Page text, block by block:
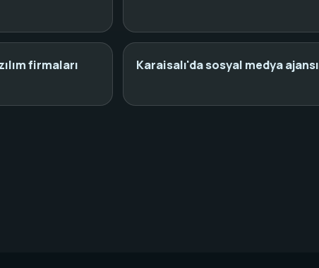
firmaları Karaisalı'da sosyal medya ajansı